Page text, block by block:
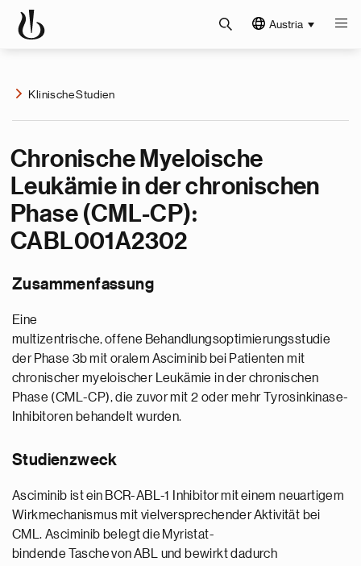
Austria
Klinische Studien
Chronische Myeloische
Leukämie in der chronischen
Phase (CML-CP):
CABL001A2302
Zusammenfassung
Eine
multizentrische, offene Behandlungsoptimierungsstudie
der Phase 3b mit oralem Asciminib bei Patienten mit
chronischer myeloischer Leukämie in der chronischen
Phase (CML-CP), die zuvor mit 2 oder mehr Tyrosinkinase-
Inhibitoren behandelt wurden.
Studienzweck
Asciminib ist ein BCR-ABL-1 Inhibitor mit einem neuartigem
Wirkmechanismus mit vielversprechender Aktivität bei
CML. Asciminib belegt die Myristat-
bindende Tasche von ABL und bewirkt dadurch